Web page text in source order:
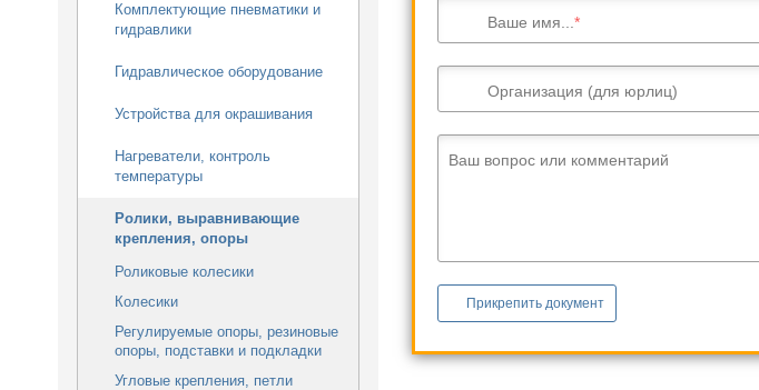
Комплектующие пневматики и
гидравлики
Гидравлическое оборудование
Устройства для окрашивания
Нагреватели, контроль
температуры
Ролики, выравнивающие
крепления, опоры
Роликовые колесики
Колесики
Регулируемые опоры, резиновые
опоры, подставки и подкладки
Угловые крепления, петли
Ваше имя...
Организация (для юрлиц)
Ваш вопрос или комментарий
Прикрепить документ